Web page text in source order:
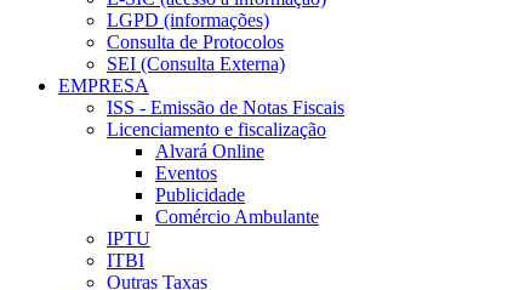
LGPD (informações)
Consulta de Protocolos
SEI (Consulta Externa)
EMPRESA
ISS - Emissão de Notas Fiscais
Licenciamento e fiscalização
Alvará Online
Eventos
Publicidade
Comércio Ambulante
IPTU
ITBI
Outras Taxas